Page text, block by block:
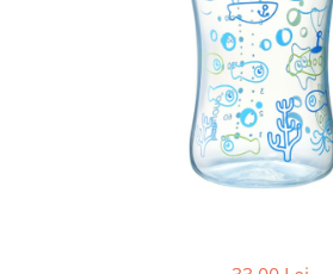
Olite tip scaunel simple
Reductoare antiderapante
Mese de infasat pliabile
Mese de infasat Ultra Light 50x70
Sisteme de siguranta copii
Tampoane postnatale
Tampoane si protectii silicon